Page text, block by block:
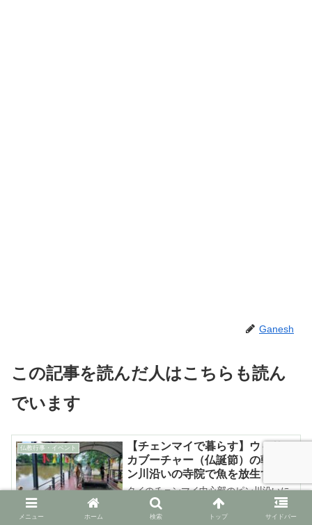
Ganesh
この記事を読んだ人はこちらも読ん
でいます
仏教行事・イベント
【チェンマイで暮らす】ウィサー
カブーチャー（仏誕節）の朝はピ
ン川沿いの寺院で魚を放生する
タイのチェンマイ中心部のピン川沿いに
あるワット（寺院）チャイモンコンで、
仏教の重要な祝日にあたるウィサーカブ
メニュー ホーム 検索 トップ サイドバー